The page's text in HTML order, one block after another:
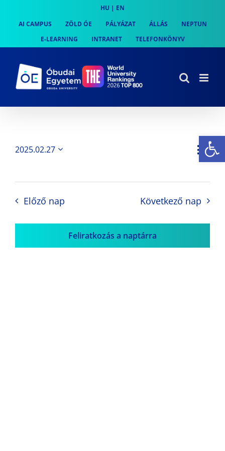
content
HU | EN
AI CAMPUS
ZÖLD ÓE PÁLYÁZAT ÁLLÁS
NEPTUN
E-LEARNING
INTRANET TELEFONKÖNYV
Nap
2025.02.27
Előző nap Következő nap
Feliratkozás a naptárra